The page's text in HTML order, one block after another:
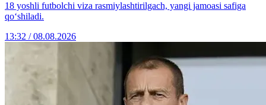
18 yoshli futbolchi viza rasmiylashtirilgach, yangi jamoasi safiga
qo‘shiladi.
13:32 / 08.08.2026